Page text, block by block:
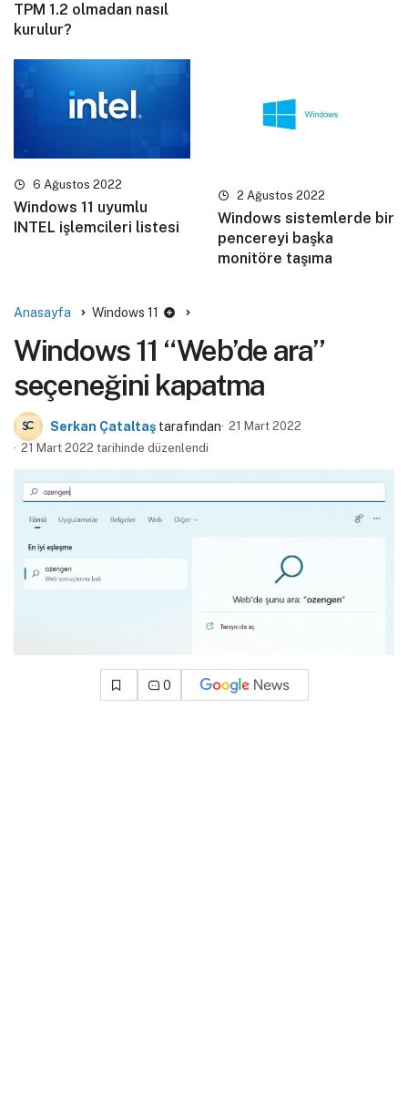
TPM 1.2 olmadan nasıl
kurulur?
6 Ağustos 2022
Windows 11 uyumlu
INTEL işlemcileri listesi
2 Ağustos 2022
Windows sistemlerde bir
pencereyi başka
monitöre taşıma
Anasayfa Windows 11
Windows 11 “Web’de ara”
seçeneğini kapatma
Serkan Çataltaş tarafından 21 Mart 2022
21 Mart 2022 tarihinde düzenlendi
0